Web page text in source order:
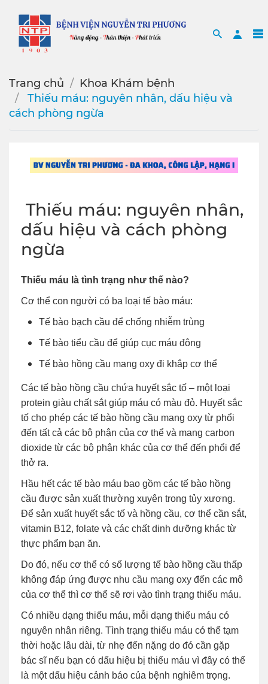
Search
Trang chủ
Khoa Khám bệnh
️ Thiếu máu: nguyên nhân, dấu hiệu và
cách phòng ngừa
️ Thiếu máu: nguyên nhân,
dấu hiệu và cách phòng
ngừa
Thiếu máu là tình trạng như thế nào?
Cơ thể con người có ba loại tế bào máu:
Tế bào bạch cầu để chống nhiễm trùng
Tế bào tiểu cầu để giúp cục máu đông
Tế bào hồng cầu mang oxy đi khắp cơ thể
Các tế bào hồng cầu chứa huyết sắc tố – một loại
protein giàu chất sắt giúp máu có màu đỏ. Huyết sắc
tố cho phép các tế bào hồng cầu mang oxy từ phổi
đến tất cả các bộ phận của cơ thể và mang carbon
dioxide từ các bộ phận khác của cơ thể đến phổi để
thở ra.
Hầu hết các tế bào máu bao gồm các tế bào hồng
cầu được sản xuất thường xuyên trong tủy xương.
Để sản xuất huyết sắc tố và hồng cầu, cơ thể cần sắt,
vitamin B12, folate và các chất dinh dưỡng khác từ
thực phẩm bạn ăn.
Do đó, nếu cơ thể có số lượng tế bào hồng cầu thấp
không đáp ứng được nhu cầu mang oxy đến các mô
của cơ thể thì cơ thể sẽ rơi vào tình trạng thiếu máu.
Có nhiều dạng thiếu máu, mỗi dạng thiếu máu có
nguyên nhân riêng. Tình trạng thiếu máu có thể tạm
thời hoặc lâu dài, từ nhẹ đến nặng do đó cần gặp
bác sĩ nếu bạn có dấu hiệu bị thiếu máu vì đây có thể
là một dấu hiệu cảnh báo của bệnh nghiêm trọng.